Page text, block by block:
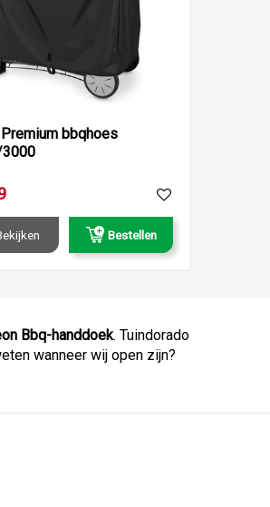
bbqhoes
Bestellen
Bbq-handdoek. Tuindorado
wanneer wij open zijn?